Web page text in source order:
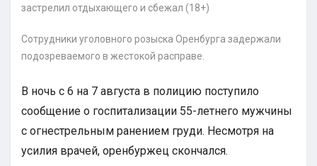
Сотрудники уголовного розыска Оренбурга задержали
подозреваемого в жестокой расправе.
В ночь с 6 на 7 августа в полицию поступило
сообщение о госпитализации 55-летнего мужчины
с огнестрельным ранением груди. Несмотря на
усилия врачей, оренбуржец скончался.